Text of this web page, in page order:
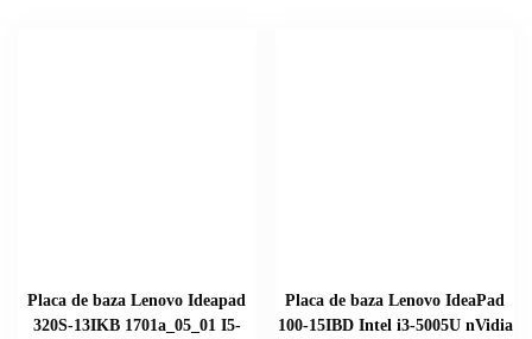
Placa de baza Lenovo Ideapad
320S-13IKB 1701a_05_01 I5-
Placa de baza Lenovo IdeaPad
100-15IBD Intel i3-5005U nVidia